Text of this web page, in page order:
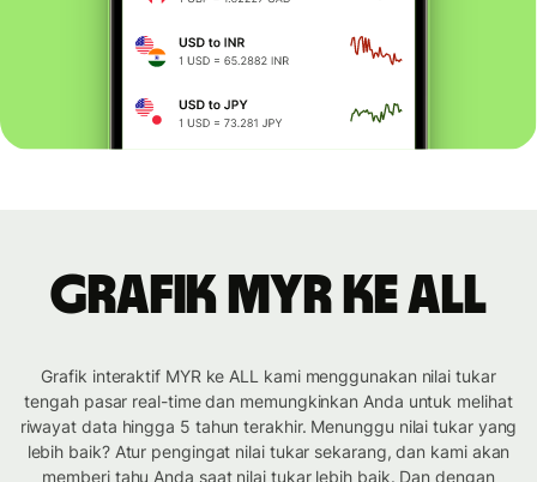
Grafik MYR ke ALL
Grafik interaktif MYR ke ALL kami menggunakan nilai tukar
tengah pasar real-time dan memungkinkan Anda untuk melihat
riwayat data hingga 5 tahun terakhir. Menunggu nilai tukar yang
lebih baik? Atur pengingat nilai tukar sekarang, dan kami akan
memberi tahu Anda saat nilai tukar lebih baik. Dan dengan